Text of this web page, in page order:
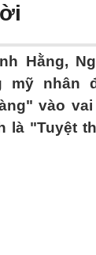
Hằng,
mỹ nhân
vào
là "Tuyệt